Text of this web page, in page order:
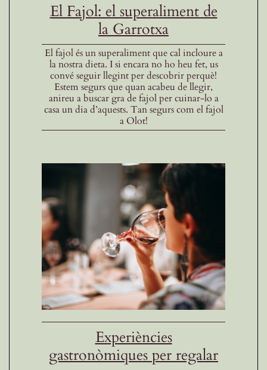
El Fajol: el superaliment de
la Garrotxa
El fajol és un superaliment que cal incloure a
la nostra dieta. I si encara no ho heu fet, us
convé seguir llegint per descobrir perquè!
Estem segurs que quan acabeu de llegir,
anireu a buscar gra de fajol per cuinar-lo a
casa un dia d’aquests. Tan segurs com el fajol
a Olot!
Experiències
gastronòmiques per regalar